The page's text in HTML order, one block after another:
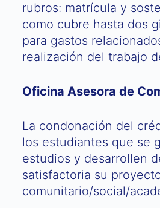
rubros: matrícula y
como cubre hasta dos
para gastos
realización del trabajo
Oficina Asesora de
La condonación del
los estudiantes que se
estudios y desarrollen
satisfactoria su
comunitario/social/